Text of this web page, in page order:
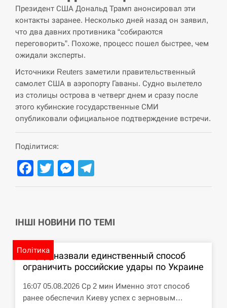
СЕРПЕНЬ
12:53
США обсуждают лицензии на Patriot для
Украины, несмотря на сомнения…
СЕРПЕНЬ
Латвія готова направити до 20 військових для
розблокування Ормузької протоки
СЕРПЕНЬ
12:23
переправу, склады и другие важные объекты…
СЕРПЕНЬ
циклоспорозу, захворіли понад 10 тисяч…
11:53
Под огнем “Эпицентр”, ROZETKA и “Новая
СЕРПЕНЬ
Президент США Дональд Трамп анонсировал эти
контакты заранее. Несколько дней назад он заявил,
что два давних противника “собираются
переговорить”. Похоже, процесс пошел быстрее, чем
ожидали эксперты.
Источники Reuters заметили правительственный
самолет США в аэропорту Гаваны. Судно вылетело
из столицы острова в четверг днем и сразу после
этого кубинские государственные СМИ
опубликовали официальное подтверждение встречи.
Поділитися:
Facebook
TwitterMessenger
ІНШІ НОВИНИ ПО ТЕМІ
Політика
В ЦПД назвали единственный способ
ограничить российские удары по Украине
16:07 05.08.2026 Ср 2 мин Именно этот способ
ранее обеспечил Киеву успех с зерновым…